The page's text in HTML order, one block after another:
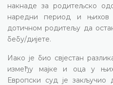
накнаде за родитељско
наредни период и
дотичном родитељу да
бебу/дијете.
Иако је био свјестан
између мајке и оца у
Европски суд је